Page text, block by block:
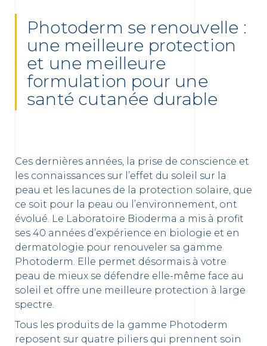
les newsletters
des informations sur les
et nouveautés produits par
Photoderm se renouvelle :
une meilleure protection
et une meilleure
formulation pour une
santé cutanée durable
Ces dernières années, la prise de conscience et
les connaissances sur l’effet du soleil sur la
peau et les lacunes de la protection solaire, que
ce soit pour la peau ou l’environnement, ont
évolué. Le Laboratoire Bioderma a mis à profit
ses 40 années d’expérience en biologie et en
dermatologie pour renouveler sa gamme
Photoderm. Elle permet désormais à votre
peau de mieux se défendre elle-même face au
soleil et offre une meilleure protection à large
spectre.
Tous les produits de la gamme Photoderm
reposent sur quatre piliers qui prennent soin